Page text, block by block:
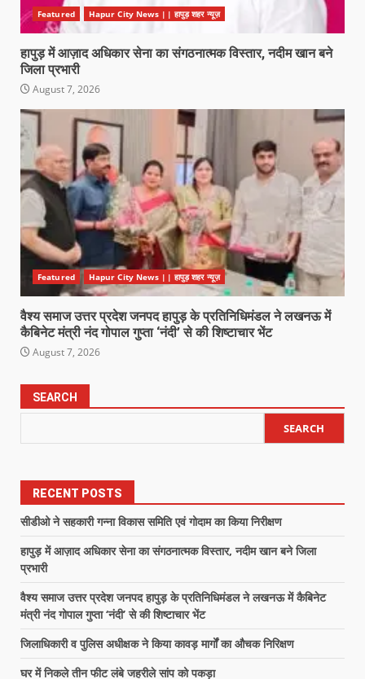
Featured Hapur City News || हापुड़ शहर न्यूज़
हापुड़ में आज़ाद अधिकार सेना का संगठनात्मक विस्तार, नदीम खान बने
जिला प्रभारी
August 7, 2026
Featured Hapur City News || हापुड़ शहर न्यूज़
वैश्य समाज उत्तर प्रदेश जनपद हापुड़ के प्रतिनिधिमंडल ने लखनऊ में
कैबिनेट मंत्री नंद गोपाल गुप्ता ‘नंदी’ से की शिष्टाचार भेंट
August 7, 2026
SEARCH
SEARCH
RECENT POSTS
सीडीओ ने सहकारी गन्ना विकास समिति एवं गोदाम का किया निरीक्षण
हापुड़ में आज़ाद अधिकार सेना का संगठनात्मक विस्तार, नदीम खान बने जिला
प्रभारी
वैश्य समाज उत्तर प्रदेश जनपद हापुड़ के प्रतिनिधिमंडल ने लखनऊ में कैबिनेट
मंत्री नंद गोपाल गुप्ता ‘नंदी’ से की शिष्टाचार भेंट
जिलाधिकारी व पुलिस अधीक्षक ने किया कावड़ मार्गों का औचक निरिक्षण
घर में निकले तीन फीट लंबे जहरीले सांप को पकड़ा